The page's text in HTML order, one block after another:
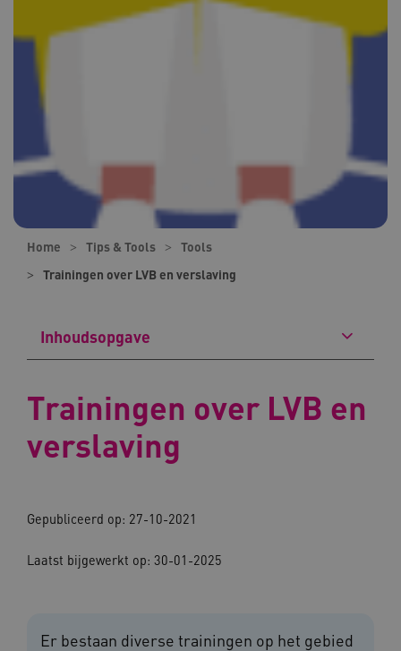
Home Tips & Tools
Tools
Trainingen over LVB en verslaving
Inhoudsopgave
Trainingen over LVB en
verslaving
Gepubliceerd op: 27-10-2021
Laatst bijgewerkt op: 30-01-2025
Er bestaan diverse trainingen op het gebied